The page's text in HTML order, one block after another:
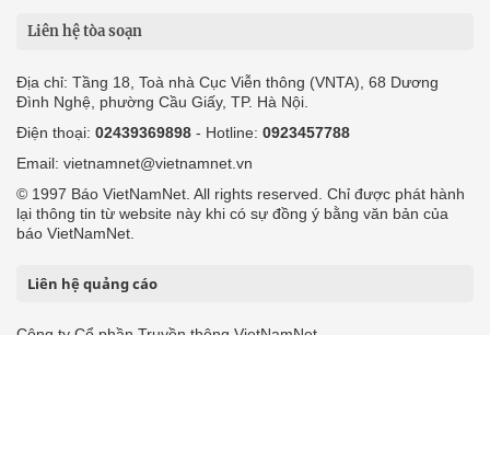
Liên hệ tòa soạn
Địa chỉ: Tầng 18, Toà nhà Cục Viễn thông (VNTA), 68 Dương
Đình Nghệ, phường Cầu Giấy, TP. Hà Nội.
Điện thoại: 02439369898 - Hotline: 0923457788
Email: vietnamnet@vietnamnet.vn
© 1997 Báo VietNamNet. All rights reserved. Chỉ được phát hành
lại thông tin từ website này khi có sự đồng ý bằng văn bản của
báo VietNamNet.
Liên hệ quảng cáo
Công ty Cổ phần Truyền thông VietNamNet